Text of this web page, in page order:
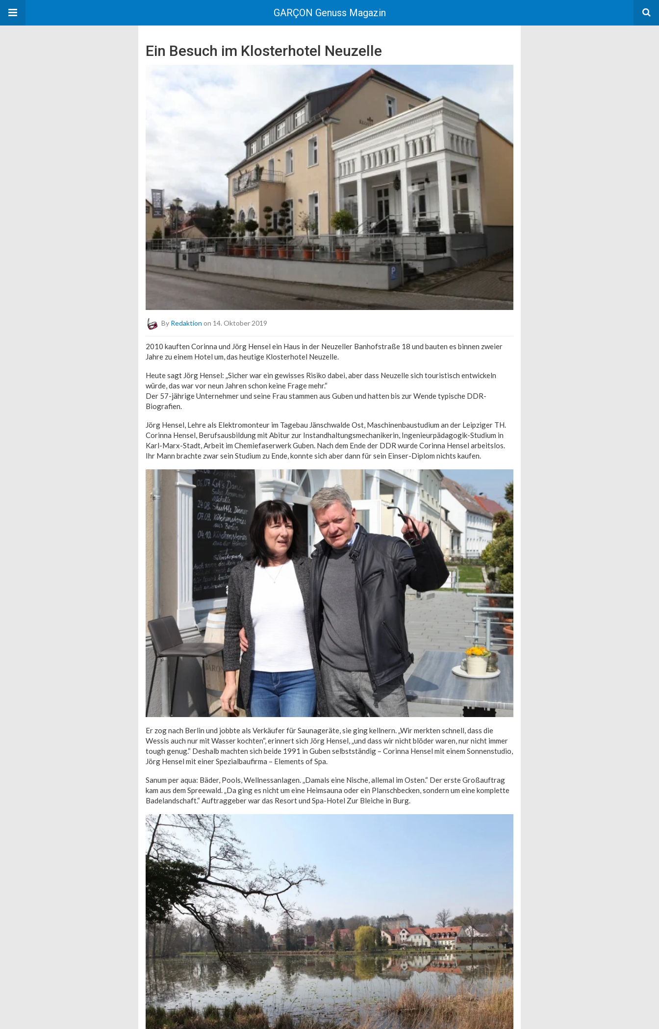
GARÇON Genuss Magazin
Ein Besuch im Klosterhotel Neuzelle
By Redaktion on 14. Oktober 2019
2010 kauften Corinna und Jörg Hensel ein Haus in der Neuzeller Banhofstraße 18 und bauten es binnen zweier
Jahre zu einem Hotel um, das heutige Klosterhotel Neuzelle.
Heute sagt Jörg Hensel: „Sicher war ein gewisses Risiko dabei, aber dass Neuzelle sich touristisch entwickeln
würde, das war vor neun Jahren schon keine Frage mehr.“
Der 57-jährige Unternehmer und seine Frau stammen aus Guben und hatten bis zur Wende typische DDR-
Biografien.
Jörg Hensel, Lehre als Elektromonteur im Tagebau Jänschwalde Ost, Maschinenbaustudium an der Leipziger TH.
Corinna Hensel, Berufsausbildung mit Abitur zur Instandhaltungsmechanikerin, Ingenieurpädagogik-Studium in
Karl-Marx-Stadt, Arbeit im Chemiefaserwerk Guben. Nach dem Ende der DDR wurde Corinna Hensel arbeitslos.
Ihr Mann brachte zwar sein Studium zu Ende, konnte sich aber dann für sein Einser-Diplom nichts kaufen.
Er zog nach Berlin und jobbte als Verkäufer für Saunageräte, sie ging kellnern. „Wir merkten schnell, dass die
Wessis auch nur mit Wasser kochten“, erinnert sich Jörg Hensel, „und dass wir nicht blöder waren, nur nicht immer
tough genug.“ Deshalb machten sich beide 1991 in Guben selbstständig – Corinna Hensel mit einem Sonnenstudio,
Jörg Hensel mit einer Spezialbaufirma – Elements of Spa.
Sanum per aqua: Bäder, Pools, Wellnessanlagen. „Damals eine Nische, allemal im Osten.“ Der erste Großauftrag
kam aus dem Spreewald. „Da ging es nicht um eine Heimsauna oder ein Planschbecken, sondern um eine komplette
Badelandschaft.“ Auftraggeber war das Resort und Spa-Hotel Zur Bleiche in Burg.